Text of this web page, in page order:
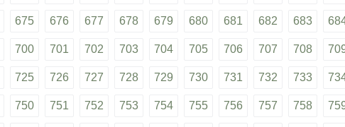
675 676 677 678 679 680 681 682 683
700 701 702 703 704 705 706 707 708
725 726 727 728 729 730 731 732 733
750 751 752 753 754 755 756 757 758